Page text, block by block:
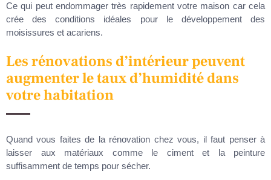
Ce qui peut endommager très rapidement votre maison car cela
crée des conditions idéales pour le développement des
moisissures et acariens.
Les rénovations d’intérieur peuvent
augmenter le taux d’humidité dans
votre habitation
Quand vous faites de la rénovation chez vous, il faut penser à
laisser aux matériaux comme le ciment et la peinture
suffisamment de temps pour sécher.